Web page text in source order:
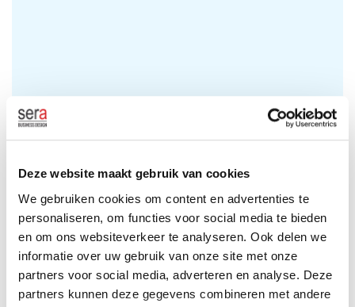
Deze website maakt gebruik van cookies
We gebruiken cookies om content en advertenties te
personaliseren, om functies voor social media te bieden
en om ons websiteverkeer te analyseren. Ook delen we
informatie over uw gebruik van onze site met onze
partners voor social media, adverteren en analyse. Deze
partners kunnen deze gegevens combineren met andere
VEELGESTELDE VRAGEN
uitbesteden?
Kun je ook je huidige verhaallijn laten
herschrijven?
Kunnen we het zwempaspoort zowel fysiek als
digitaal laten ontwerpen?